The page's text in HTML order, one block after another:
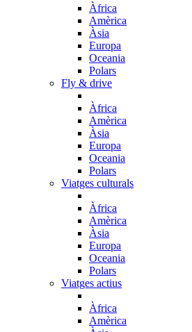
Àfrica
Amèrica
Àsia
Europa
Oceania
Polars
Fly & drive
Àfrica
Amèrica
Àsia
Europa
Oceania
Polars
Viatges culturals
Àfrica
Amèrica
Àsia
Europa
Oceania
Polars
Viatges actius
Àfrica
Amèrica